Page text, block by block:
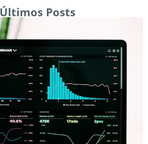
Últimos Posts